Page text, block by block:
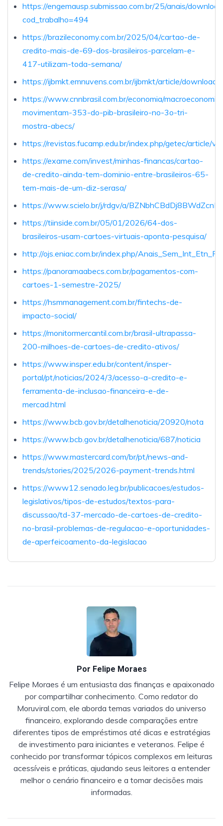
https://engemausp.submissao.com.br/25/anais/
cod_trabalho=494
https://brazileconomy.com.br/2025/04/cartao-de-
credito-mais-de-69-dos-brasileiros-parcelam-e-
417-utilizam-toda-semana/
https://ijbmkt.emnuvens.com.br/ijbmkt/article/
https://www.cnnbrasil.com.br/economia/
movimentam-353-do-pib-brasileiro-no-3o-tri-
mostra-abecs/
https://revistas.fucamp.edu.br/index.php/getec/article/
https://exame.com/invest/minhas-financas/cartao-
de-credito-ainda-tem-dominio-entre-brasileiros-65-
tem-mais-de-um-diz-serasa/
https://www.scielo.br/j/rdgv/a/
https://tiinside.com.br/05/01/2026/64-dos-
brasileiros-usam-cartoes-virtuais-aponta-pesquisa/
http://ojs.eniac.com.br/index.php/
https://panoramaabecs.com.br/pagamentos-com-
cartoes-1-semestre-2025/
https://hsmmanagement.com.br/fintechs-de-
impacto-social/
https://monitormercantil.com.br/brasil-ultrapassa-
200-milhoes-de-cartoes-de-credito-ativos/
https://www.insper.edu.br/content/insper-
portal/pt/noticias/2024/3/acesso-a-credito-e-
ferramenta-de-inclusao-financeira-e-de-
mercad.html
https://www.bcb.gov.br/detalhenoticia/20920/nota
https://www.bcb.gov.br/detalhenoticia/687/noticia
https://www.mastercard.com/br/pt/news-and-
trends/stories/2025/2026-payment-trends.html
https://www12.senado.leg.br/publicacoes/estudos-
legislativos/tipos-de-estudos/textos-para-
discussao/td-37-mercado-de-cartoes-de-credito-
no-brasil-problemas-de-regulacao-e-oportunidades-
de-aperfeicoamento-da-legislacao
Por Felipe Moraes
Felipe Moraes é um entusiasta das finanças e apaixonado
por compartilhar conhecimento. Como redator do
Moruviral.com, ele aborda temas variados do universo
financeiro, explorando desde comparações entre
diferentes tipos de empréstimos até dicas e estratégias
de investimento para iniciantes e veteranos. Felipe é
conhecido por transformar tópicos complexos em leituras
acessíveis e práticas, ajudando seus leitores a entender
melhor o cenário financeiro e a tomar decisões mais
informadas.